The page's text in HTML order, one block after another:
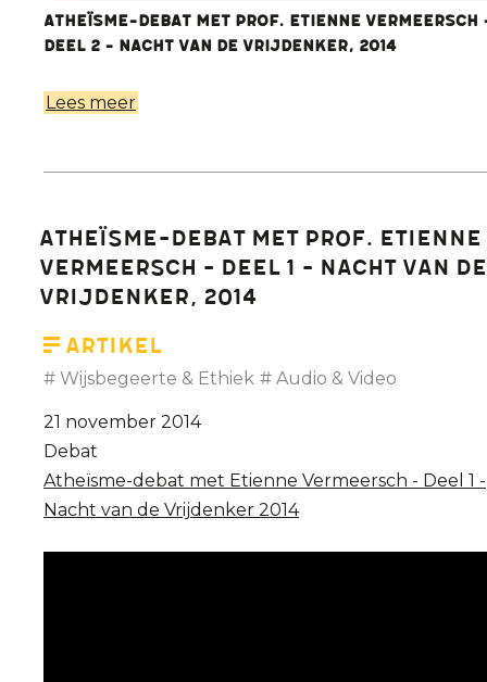
Atheïsme-debat met prof. Etienne Vermeersch
Deel 2 - Nacht van de Vrijdenker, 2014
Lees meer
Etienne
Vermeersch
-
Deel
van
Vrijdenker
2014
Atheïsme-debat met Prof. Etienne
Vermeersch - Deel 1 - Nacht van de
Vrijdenker, 2014
Artikel
Wijsbegeerte & Ethiek Audio & Video
21 november 2014
Debat
Atheïsme-debat met Etienne Vermeersch - Deel 1 -
Nacht van de Vrijdenker 2014